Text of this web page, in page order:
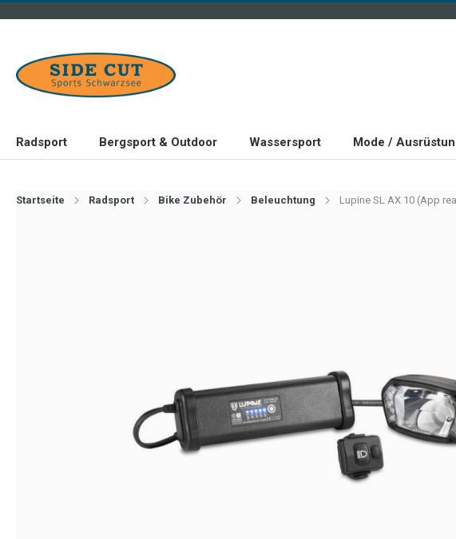
Radsport Bergsport & Outdoor Wassersport Mode /
Startseite Radsport Bike Zubehör Beleuchtung Lupine SL AX 10 (App